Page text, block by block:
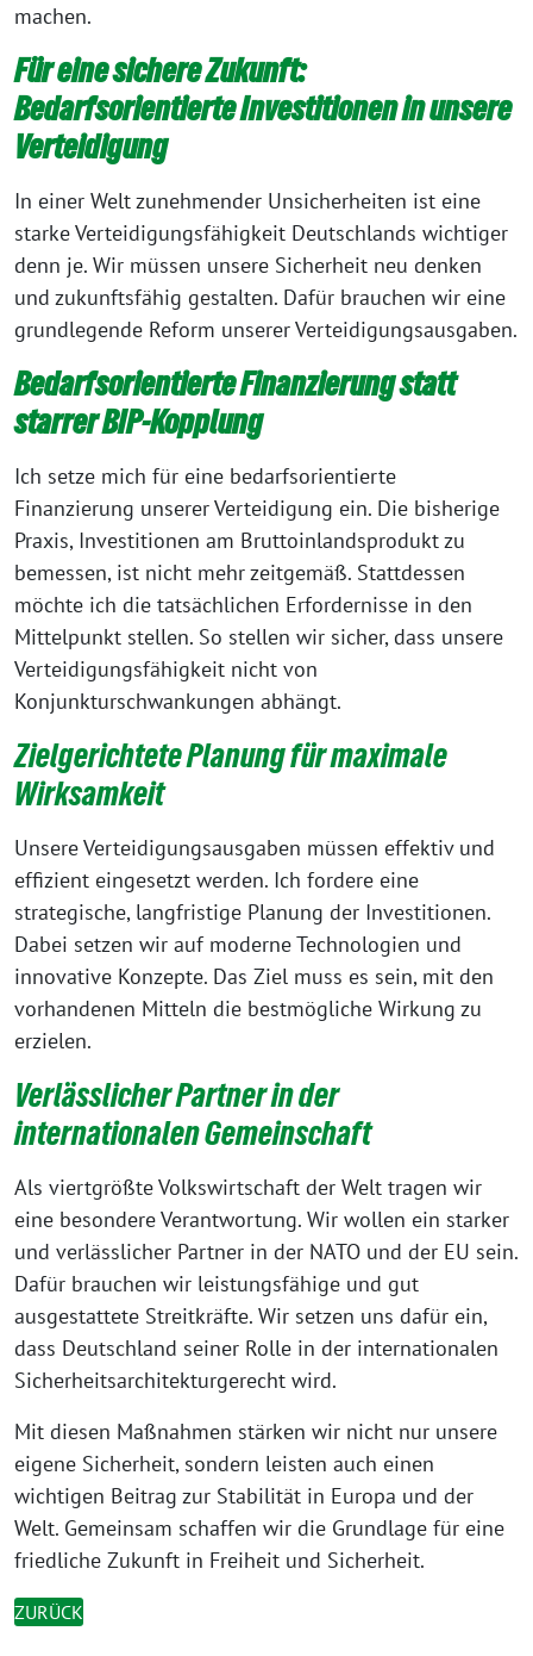
machen.
Für eine sichere Zukunft:
Bedarfsorientierte Investitionen in unsere
Verteidigung
In einer Welt zunehmender Unsicherheiten ist eine
starke Verteidigungsfähigkeit Deutschlands wichtiger
denn je. Wir müssen unsere Sicherheit neu denken
und zukunftsfähig gestalten. Dafür brauchen wir eine
grundlegende Reform unserer Verteidigungsausgaben.
Bedarfsorientierte Finanzierung statt
starrer BIP-Kopplung
Ich setze mich für eine bedarfsorientierte
Finanzierung unserer Verteidigung ein. Die bisherige
Praxis, Investitionen am Bruttoinlandsprodukt zu
bemessen, ist nicht mehr zeitgemäß. Stattdessen
möchte ich die tatsächlichen Erfordernisse in den
Mittelpunkt stellen. So stellen wir sicher, dass unsere
Verteidigungsfähigkeit nicht von
Konjunkturschwankungen abhängt.
Zielgerichtete Planung für maximale
Wirksamkeit
Unsere Verteidigungsausgaben müssen effektiv und
effizient eingesetzt werden. Ich fordere eine
strategische, langfristige Planung der Investitionen.
Dabei setzen wir auf moderne Technologien und
innovative Konzepte. Das Ziel muss es sein, mit den
vorhandenen Mitteln die bestmögliche Wirkung zu
erzielen.
Verlässlicher Partner in der
internationalen Gemeinschaft
Als viertgrößte Volkswirtschaft der Welt tragen wir
eine besondere Verantwortung. Wir wollen ein starker
und verlässlicher Partner in der NATO und der EU sein.
Dafür brauchen wir leistungsfähige und gut
ausgestattete Streitkräfte. Wir setzen uns dafür ein,
dass Deutschland seiner Rolle in der internationalen
Sicherheitsarchitekturgerecht wird.
Mit diesen Maßnahmen stärken wir nicht nur unsere
eigene Sicherheit, sondern leisten auch einen
wichtigen Beitrag zur Stabilität in Europa und der
Welt. Gemeinsam schaffen wir die Grundlage für eine
friedliche Zukunft in Freiheit und Sicherheit.
ZURÜCK